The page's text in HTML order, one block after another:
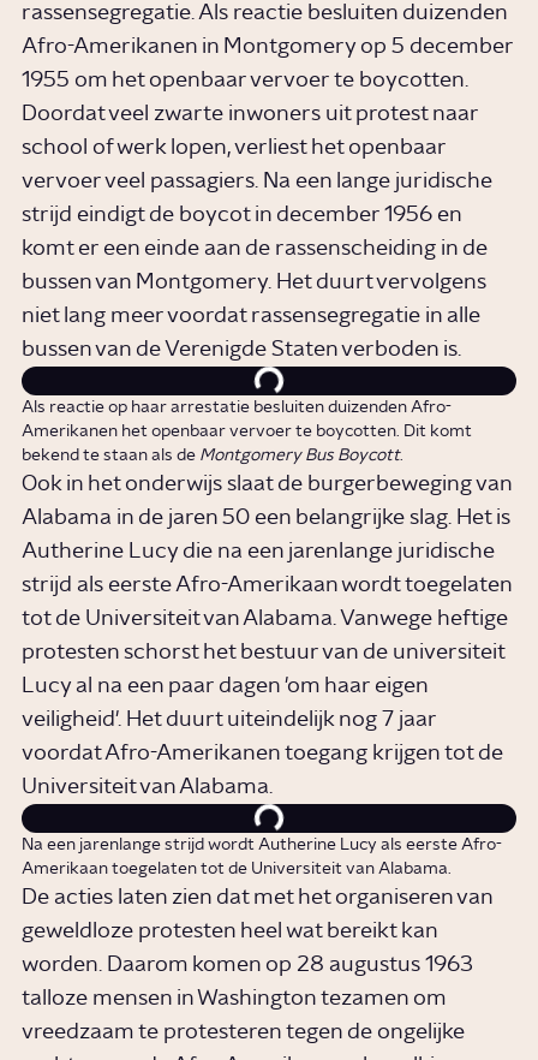
rassensegregatie. Als reactie besluiten duizenden
Afro-Amerikanen in Montgomery op 5 december
1955 om het openbaar vervoer te boycotten.
Doordat veel zwarte inwoners uit protest naar
school of werk lopen, verliest het openbaar
vervoer veel passagiers. Na een lange juridische
strijd eindigt de boycot in december 1956 en
komt er een einde aan de rassenscheiding in de
bussen van Montgomery. Het duurt vervolgens
niet lang meer voordat rassensegregatie in alle
bussen van de Verenigde Staten verboden is.
Als reactie op haar arrestatie besluiten duizenden Afro-
Amerikanen het openbaar vervoer te boycotten. Dit komt
bekend te staan als de Montgomery Bus Boycott.
Ook in het onderwijs slaat de burgerbeweging van
Alabama in de jaren 50 een belangrijke slag. Het is
Autherine Lucy die na een jarenlange juridische
strijd als eerste Afro-Amerikaan wordt toegelaten
tot de Universiteit van Alabama. Vanwege heftige
protesten schorst het bestuur van de universiteit
Lucy al na een paar dagen 'om haar eigen
veiligheid'. Het duurt uiteindelijk nog 7 jaar
voordat Afro-Amerikanen toegang krijgen tot de
Universiteit van Alabama.
Na een jarenlange strijd wordt Autherine Lucy als eerste Afro-
Amerikaan toegelaten tot de Universiteit van Alabama.
De acties laten zien dat met het organiseren van
geweldloze protesten heel wat bereikt kan
worden. Daarom komen op 28 augustus 1963
talloze mensen in Washington tezamen om
vreedzaam te protesteren tegen de ongelijke